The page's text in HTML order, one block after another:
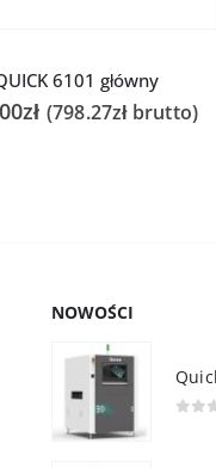
6101 główny
zł (798.27złbrutto)
NOWOŚCI